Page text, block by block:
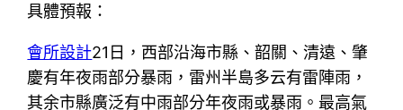
具體預報：
會所設計21日，西部沿海市縣、韶關、清遠、肇
慶有年夜雨部分暴雨，雷州半島多云有雷陣雨，
其余市縣廣泛有中雨部分年夜雨或暴雨。最高氣